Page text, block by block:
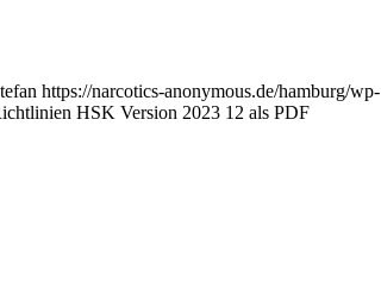
https://narcotics-anonymous.de/hamburg/wp-
HSK Version 2023 12 als PDF